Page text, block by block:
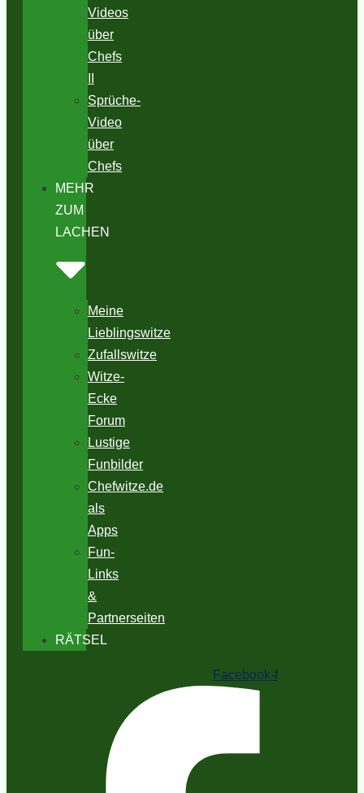
Videos
über
Chefs
Sprüche-
Video
über
Chefs
MEHR
ZUM
LACHEN
Meine
Lieblingswitze
Zufallswitze
Witze-
Ecke
Forum
Lustige
Funbilder
Chefwitze.de
als
Apps
Fun-
Links
&
Partnerseiten
RÄTSEL
Facebook-f